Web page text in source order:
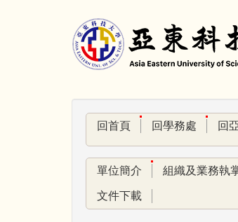
回首頁 回學務處 回
單位簡介 組織及業務執
文件下載